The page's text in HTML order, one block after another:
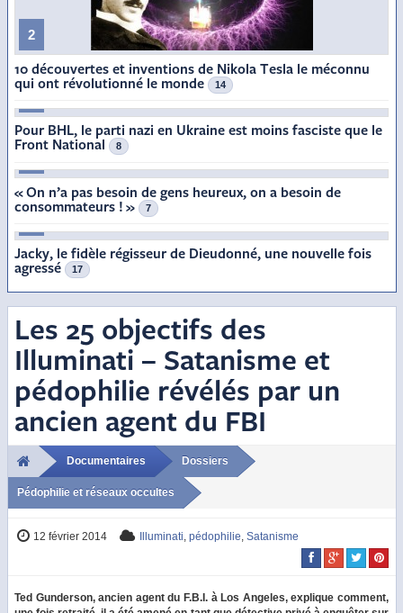
2
10 découvertes et inventions de Nikola Tesla le méconnu
qui ont révolutionné le monde
14
Pour BHL, le parti nazi en Ukraine est moins fasciste que le
Front National
8
« On n’a pas besoin de gens heureux, on a besoin de
consommateurs ! »
7
Jacky, le fidèle régisseur de Dieudonné, une nouvelle fois
agressé
17
Les 25 objectifs des
Illuminati – Satanisme et
pédophilie révélés par un
ancien agent du FBI
Documentaires Dossiers
Pédophilie et réseaux occultes
12 février 2014 Illuminati ,pédophilie ,Satanisme
Ted Gunderson, ancien agent du F.B.I. à Los Angeles, explique comment,